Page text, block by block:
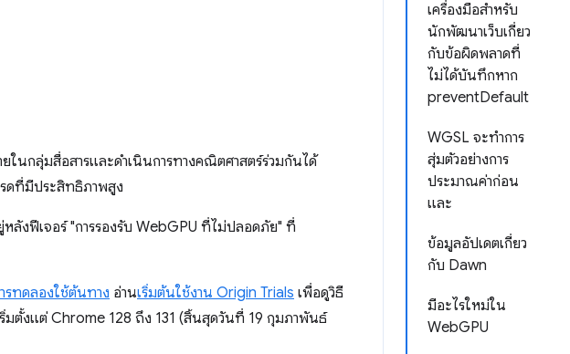
เครื่องมือสำหรับ
นักพัฒนาเว็บเกี่ยว
กับข้อผิดพลาดที่
ไม่ได้บันทึกหาก
preventDefault
WGSL จะทำการ
สุ่มตัวอย่างการ
ประมาณค่าก่อน
และ
ข้อมูลอัปเดตเกี่ยว
กับ Dawn
มีอะไรใหม่ใน
WebGPU
ในกลุ่มสื่อสารและดำเนินการทางคณิตศาสตร์ร่วมกันได้
ดที่มีประสิทธิภาพสูง
ลังฟีเจอร์ "การรองรับ WebGPU ที่ไม่ปลอดภัย" ที่
รทดลองใช้ต้นทาง อ่านเริ่มต้นใช้งาน Origin Trials เพื่อดูวิธี
มตั้งแต่ Chrome 128 ถึง 131 (สิ้นสุดวันที่ 19 กุมภาพันธ์